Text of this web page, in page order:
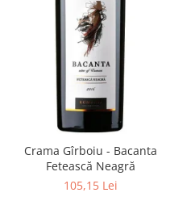
Grup FRESCOBALDI
L'ARTIST
DEMETER
VINUL Bikers For Humanity
Crama BALLA GEZA
Vinuri SPECIALE
Domeniile Prince MATEI
Crama Gîrboiu - Bacanta
Fetească Neagră
105,15 Lei